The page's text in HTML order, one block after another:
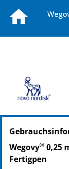
PZN: 18299330
PPN:
Wegovy® 0,25
Fertigpen